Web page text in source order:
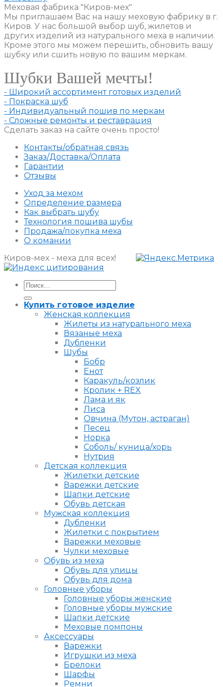
Меховая фабрика "Киров-мех"
Мы приглашаем Вас на нашу меховую фабрику в г.
Киров. У нас большой выбор шуб, жилетов и
других изделий из натурального меха в наличии.
Кроме этого мы можем перешить, обновить вашу
шубку или сшить новую по вашим меркам.
Шубки Вашей мечты!
- Широкий ассортимент готовых изделий
- Покраска шуб
- Индивидуальный пошив по меркам
- Сложные ремонты и реставрация
Сделать заказ на сайте очень просто!
Контакты/обратная связь
Заказ/Доставка/Оплата
Гарантии
Отзывы
Уход за мехом
Определение размера
Как выбрать шубу
Технология пошива шубы
Продажа/покупка меха
О комании
Киров-мех - меха для всех!
Искать:
Купить готовое изделие
Женская коллекция
Жилеты из натурального меха
Вязаные меха
Дубленки
Шубы
Бобр
Енот
Каракуль/козлик
Кролик + REX
Лама и як
Лиса
Овчина (Мутон, астраган)
Песец
Норка
Соболь/ куница/хорь
Нутрия
Детская коллекция
Жилетки детские
Варежки детские
Шапки детские
Обувь детская
Мужская коллекция
Дубленки
Жилетки с покрытием
Варежки меховые
Чулки меховые
Обувь из меха
Обувь для улицы
Обувь для дома
Головные уборы
Головные уборы женские
Головные уборы мужские
Шапки детские
Меховые помпоны
Аксессуары
Варежки
Игрушки из меха
Брелоки
Шарфы
Ремни